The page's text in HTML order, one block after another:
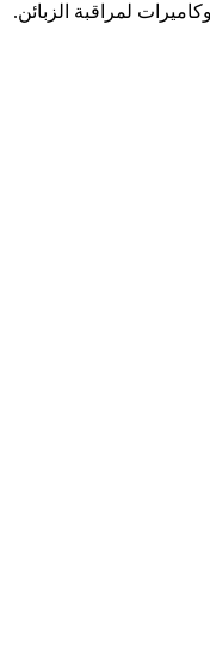
لمراقبة الزبائن.